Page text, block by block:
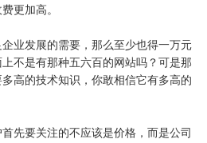
更加高。
业发展的需要，那么至少也得一万元
不是有那种五六百的网站吗？可是那
高的技术知识，你敢相信它有多高的
先要关注的不应该是价格，而是公司